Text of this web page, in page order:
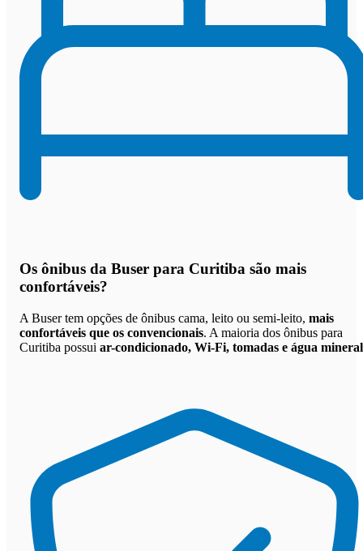
Os ônibus da Buser para Curitiba são mais
confortáveis?
A Buser tem opções de ônibus cama, leito ou semi-leito, mais
confortáveis que os convencionais. A maioria dos ônibus para
Curitiba possui ar-condicionado, Wi-Fi, tomadas e água mineral